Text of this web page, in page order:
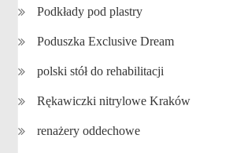
Podkłady pod plastry
Poduszka Exclusive Dream
polski stół do rehabilitacji
Rękawiczki nitrylowe Kraków
renażery oddechowe